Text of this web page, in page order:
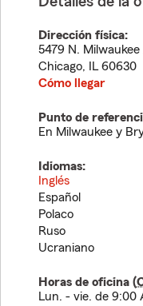
Dirección física:
5479 N. Milwaukee
Chicago, IL 60630
Cómo llegar
Punto de
En Milwaukee y
Idiomas:
Inglés
Español
Polaco
Ruso
Ucraniano
Horas de oficina (
Lun. - vie. de 9:00